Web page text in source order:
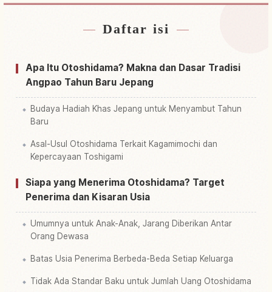
Cari penginapan dekat Jepang
Cari aktivitas di Jepang↗
Daftar isi
Apa Itu Otoshidama? Makna dan Dasar Tradisi
Angpao Tahun Baru Jepang
Budaya Hadiah Khas Jepang untuk Menyambut Tahun
Baru
Asal-Usul Otoshidama Terkait Kagamimochi dan
Kepercayaan Toshigami
Siapa yang Menerima Otoshidama? Target
Penerima dan Kisaran Usia
Umumnya untuk Anak-Anak, Jarang Diberikan Antar
Orang Dewasa
Batas Usia Penerima Berbeda-Beda Setiap Keluarga
Tidak Ada Standar Baku untuk Jumlah Uang Otoshidama